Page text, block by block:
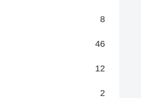
8
46
12
2